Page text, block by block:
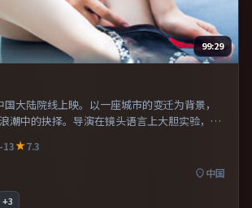
99:29
国大陆院线上映。以一座城市的变迁为背景，
潮中的抉择。导演在镜头语言上大胆实验，长
压迫感。片尾留白意味深长，值得二刷细品台
13
7.3
中国
+3